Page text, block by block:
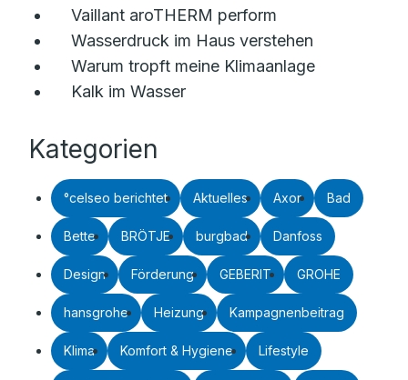
Vaillant aroTHERM perform
Wasserdruck im Haus verstehen
Warum tropft meine Klimaanlage
Kalk im Wasser
Kategorien
°celseo berichtet Aktuelles Axor Bad
Bette BRÖTJE burgbad Danfoss
Design Förderung GEBERIT GROHE
hansgrohe Heizung Kampagnenbeitrag
Klima Komfort & Hygiene Lifestyle